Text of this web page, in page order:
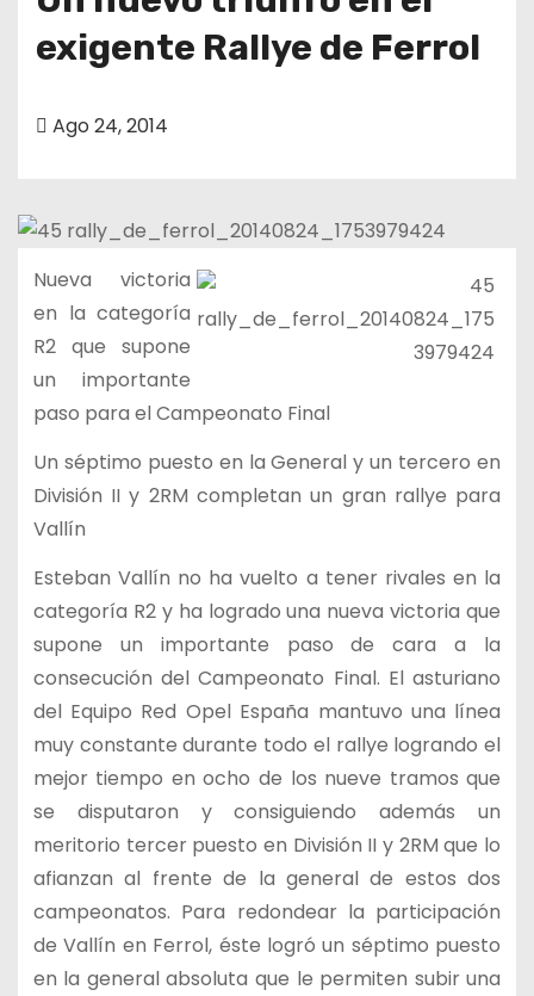
exigente Rallye de Ferrol
Ago 24, 2014
Nueva victoria
en la categoría
R2 que supone
un importante
paso para el Campeonato Final
Un séptimo puesto en la General y un tercero en
División II y 2RM completan un gran rallye para
Vallín
Esteban Vallín no ha vuelto a tener rivales en la
categoría R2 y ha logrado una nueva victoria que
supone un importante paso de cara a la
consecución del Campeonato Final. El asturiano
del Equipo Red Opel España mantuvo una línea
muy constante durante todo el rallye logrando el
mejor tiempo en ocho de los nueve tramos que
se disputaron y consiguiendo además un
meritorio tercer puesto en División II y 2RM que lo
afianzan al frente de la general de estos dos
campeonatos. Para redondear la participación
de Vallín en Ferrol, éste logró un séptimo puesto
en la general absoluta que le permiten subir una